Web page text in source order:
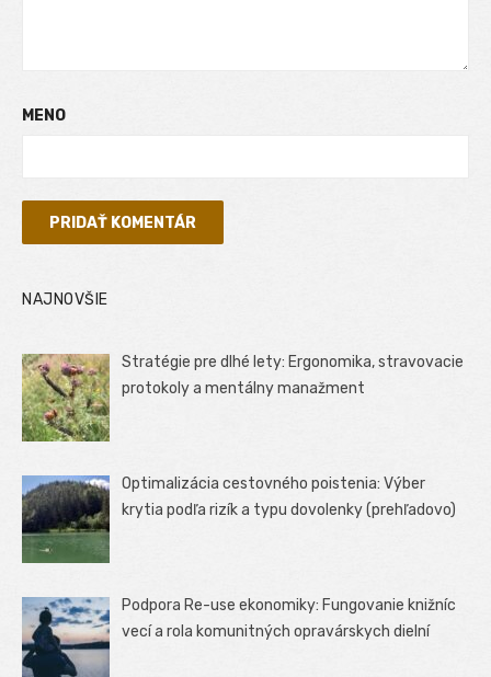
MENO
NAJNOVŠIE
Stratégie pre dlhé lety: Ergonomika, stravovacie
protokoly a mentálny manažment
Optimalizácia cestovného poistenia: Výber
krytia podľa rizík a typu dovolenky (prehľadovo)
Podpora Re-use ekonomiky: Fungovanie knižníc
vecí a rola komunitných opravárskych dielní